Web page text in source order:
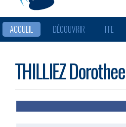
ACCUEIL DÉCOUVRIR FFE
THILLIEZ Dorothee